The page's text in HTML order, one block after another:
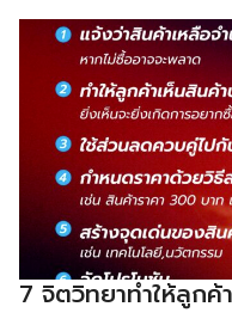
เทคโนโลยี AI เข้ามามีส่ว
อย่างกรณีร้านกาแฟแห่ง
Staff Control และ
Analytics Module มาต
ชงเครื่องดื่มไปได้กี่แก้ว ใ
พฤติกรรมของลูกค้าที่เข้า
โมเดลวิเคราะห์นี้ถูกออก
พนักงานบาริสต้า และตร
เพิ่มประสิทธิภาพการทำง
ก็มีโต้แย้งขึ้นมาว่าจะเป็นก
ร้านกาแฟควรจะสร้างบรร
ถูกจ้องมองของเทคโนโล
7 จิตวิทยาทำให้ลูก